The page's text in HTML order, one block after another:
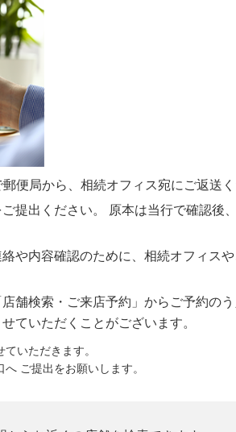
郵便局から、相続オフィス宛にご返送く
提出ください。 原本は当行で確認後
や内容確認のために、相続オフィス
舗検索・ご来店予約」からご予約の
ていただくことがございます。
いただきます。
ご提出をお願いします。